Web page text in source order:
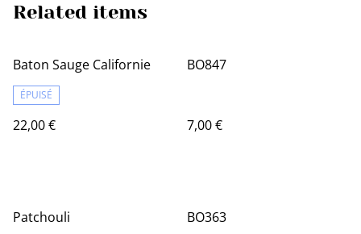
Related items
Baton Sauge Californie
ÉPUISÉ
22,00 €
BO847
7,00 €
Patchouli BO363